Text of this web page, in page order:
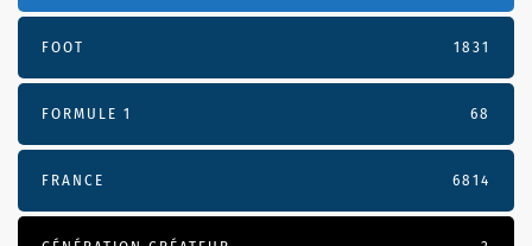
FOOT 1831
FORMULE 1 68
FRANCE 6814